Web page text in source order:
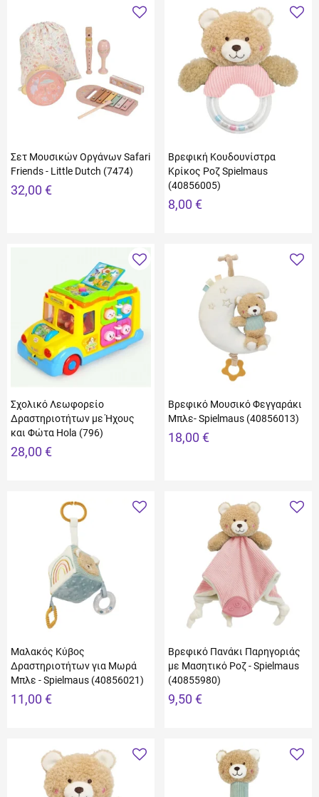
Σετ Μουσικών Οργάνων Safari
Friends - Little Dutch (7474)
32,00 €
Βρεφική Κουδουνίστρα
Κρίκος Ροζ Spielmaus
(40856005)
8,00 €
Σχολικό Λεωφορείο
Δραστηριοτήτων με Ήχους
και Φώτα Hola (796)
28,00 €
Βρεφικό Μουσικό Φεγγαράκι
Μπλε- Spielmaus (40856013)
18,00 €
Μαλακός Κύβος
Δραστηριοτήτων για Μωρά
Μπλε - Spielmaus (40856021)
11,00 €
Βρεφικό Πανάκι Παρηγοριάς
με Μασητικό Ροζ - Spielmaus
(40855980)
9,50 €